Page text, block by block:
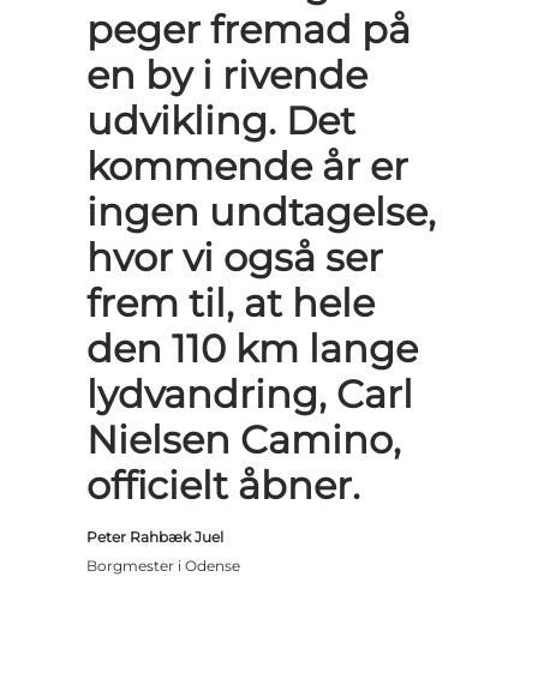
peger fremad på
en by i rivende
udvikling. Det
kommende år er
ingen undtagelse,
hvor vi også ser
frem til, at hele
den 110 km lange
lydvandring, Carl
Nielsen Camino,
officielt åbner.
Peter Rahbæk Juel
Borgmester i Odense